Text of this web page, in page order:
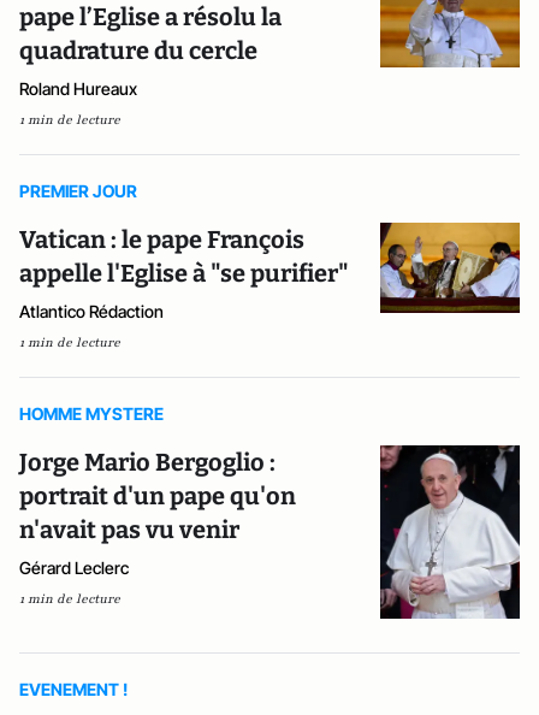
pape l’Eglise a résolu la
quadrature du cercle
Roland Hureaux
1 min de lecture
PREMIER JOUR
Vatican : le pape François
appelle l'Eglise à "se purifier"
Atlantico Rédaction
1 min de lecture
HOMME MYSTERE
Jorge Mario Bergoglio :
portrait d'un pape qu'on
n'avait pas vu venir
Gérard Leclerc
1 min de lecture
EVENEMENT !